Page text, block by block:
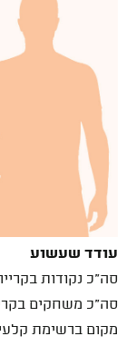
עודד שעשוע
סה"כ נקודות
סה"כ משחקים
מקום ברשימת